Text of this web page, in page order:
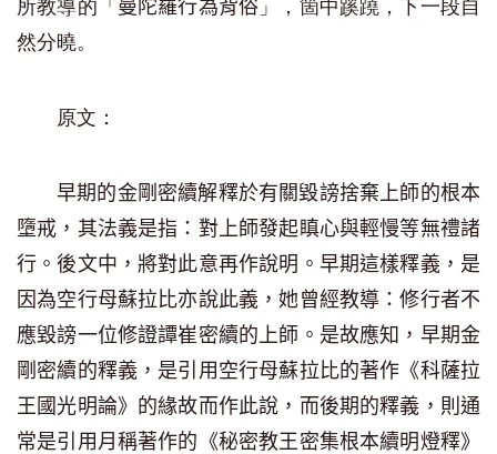
所教導的「 曼陀羅行為背俗 」，箇中蹊蹺，下一段自
然分曉。
原文：
早期的金剛密續解釋於有關毀謗捨棄上師的根本
墮戒，其法義是指：對上師發起瞋心與輕慢等無禮諸
行。後文中，將對此意再作說明。早期這樣釋義，是
因為空行母蘇拉比亦說此義，她曾經教導：修行者不
應毀謗一位修證譚崔密續的上師。是故應知，早期金
剛密續的釋義，是引用空行母蘇拉比的著作《科薩拉
王國光明論》的緣故而作此說，而後期的釋義，則通
常是引用月稱著作的《秘密教王密集根本續明燈釋》